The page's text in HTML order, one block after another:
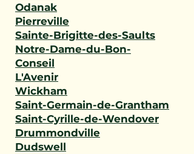
Odanak
Pierreville
Sainte-Brigitte-des-Saults
Notre-Dame-du-Bon-
Conseil
L'Avenir
Wickham
Saint-Germain-de-Grantham
Saint-Cyrille-de-Wendover
Drummondville
Dudswell